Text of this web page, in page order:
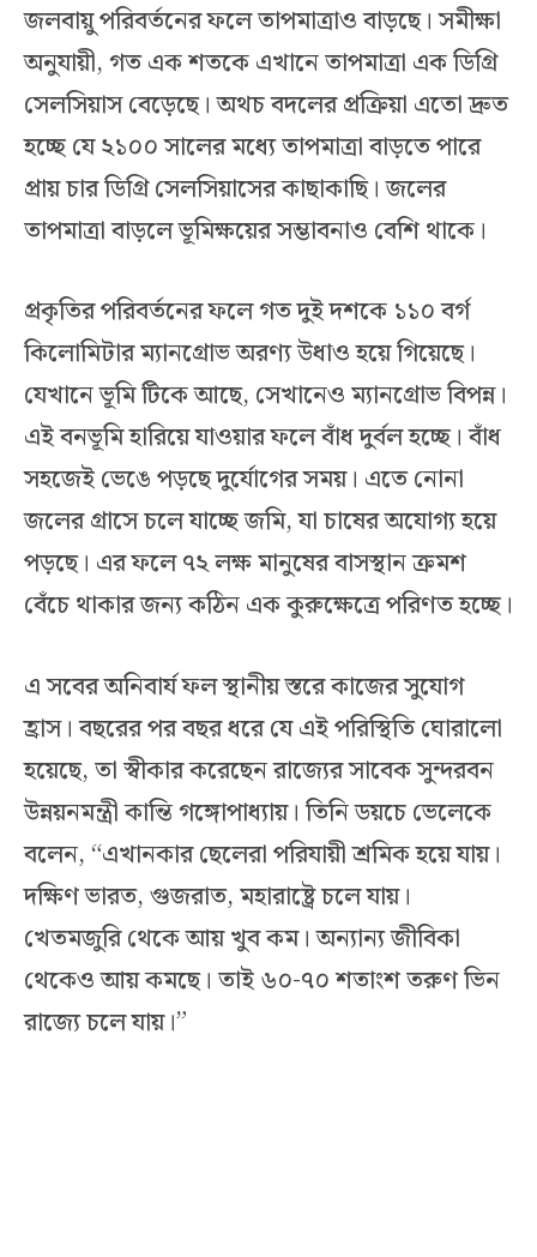
জলবায়ু পরিবর্তনের ফলে তাপমাত্রাও বাড়ছে। সমীক্ষা
অনুযায়ী, গত এক শতকে এখানে তাপমাত্রা এক ডিগ্রি
সেলসিয়াস বেড়েছে। অথচ বদলের প্রক্রিয়া এতো দ্রুত
হচ্ছে যে ২১০০ সালের মধ্যে তাপমাত্রা বাড়তে পারে
প্রায় চার ডিগ্রি সেলসিয়াসের কাছাকাছি। জলের
তাপমাত্রা বাড়লে ভূমিক্ষয়ের সম্ভাবনাও বেশি থাকে।
প্রকৃতির পরিবর্তনের ফলে গত দুই দশকে ১১০ বর্গ
কিলোমিটার ম্যানগ্রোভ অরণ্য উধাও হয়ে গিয়েছে।
যেখানে ভূমি টিকে আছে, সেখানেও ম্যানগ্রোভ বিপন্ন।
এই বনভূমি হারিয়ে যাওয়ার ফলে বাঁধ দুর্বল হচ্ছে। বাঁধ
সহজেই ভেঙে পড়ছে দুর্যোগের সময়। এতে নোনা
জলের গ্রাসে চলে যাচ্ছে জমি, যা চাষের অযোগ্য হয়ে
পড়ছে। এর ফলে ৭২ লক্ষ মানুষের বাসস্থান ক্রমশ
বেঁচে থাকার জন্য কঠিন এক কুরুক্ষেত্রে পরিণত হচ্ছে।
এ সবের অনিবার্য ফল স্থানীয় স্তরে কাজের সুযোগ
হ্রাস। বছরের পর বছর ধরে যে এই পরিস্থিতি ঘোরালো
হয়েছে, তা স্বীকার করেছেন রাজ্যের সাবেক সুন্দরবন
উন্নয়নমন্ত্রী কান্তি গঙ্গোপাধ্যায়। তিনি ডয়চে ভেলেকে
বলেন, “এখানকার ছেলেরা পরিযায়ী শ্রমিক হয়ে যায়।
দক্ষিণ ভারত, গুজরাত, মহারাষ্ট্রে চলে যায়।
খেতমজুরি থেকে আয় খুব কম। অন্যান্য জীবিকা
থেকেও আয় কমছে। তাই ৬০-৭০ শতাংশ তরুণ ভিন
রাজ্যে চলে যায়।”